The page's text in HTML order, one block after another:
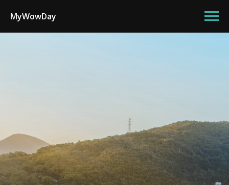
MyWowDay